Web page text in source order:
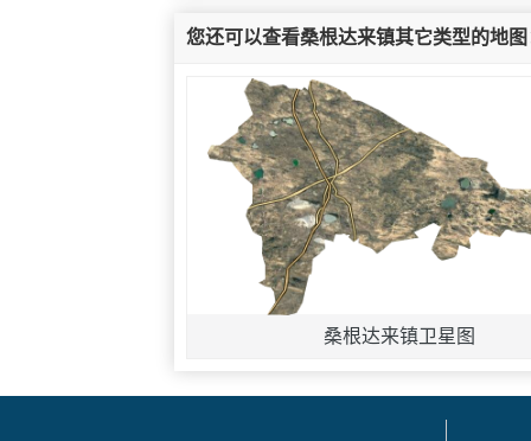
您还可以查看桑根达来镇其它类型的地图
桑根达来镇卫星图